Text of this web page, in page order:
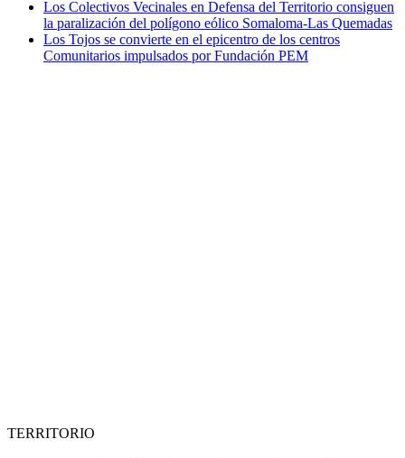
Los Colectivos Vecinales en Defensa del Territorio consiguen
la paralización del polígono eólico Somaloma-Las Quemadas
Los Tojos se convierte en el epicentro de los centros
Comunitarios impulsados por Fundación PEM
TERRITORIO